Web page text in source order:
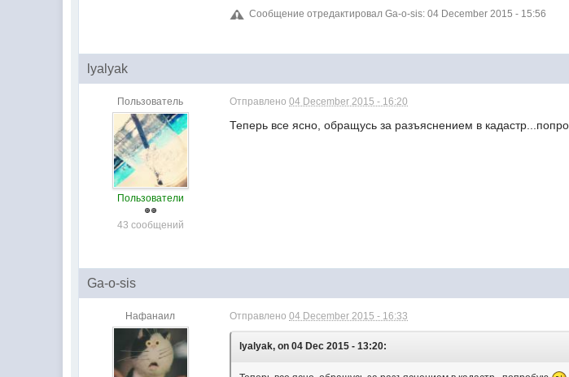
Сообщение отредактировал Ga-o-sis: 04 December 2015 - 15:56
lyalyak
Пользователь
Пользователи
43 сообщений
Отправлено04 December 2015 - 16:20
Теперь все ясно, обращусь за разъяснением в
Ga-o-sis
Нафанаил Отправлено04 December 2015 - 16:33
lyalyak, on 04 Dec 2015 - 13:20: